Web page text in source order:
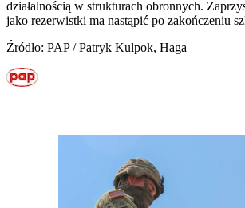
działalnością w strukturach obronnych.
jako rezerwistki ma nastąpić po zakończeniu
Źródło: PAP / Patryk Kulpok, Haga